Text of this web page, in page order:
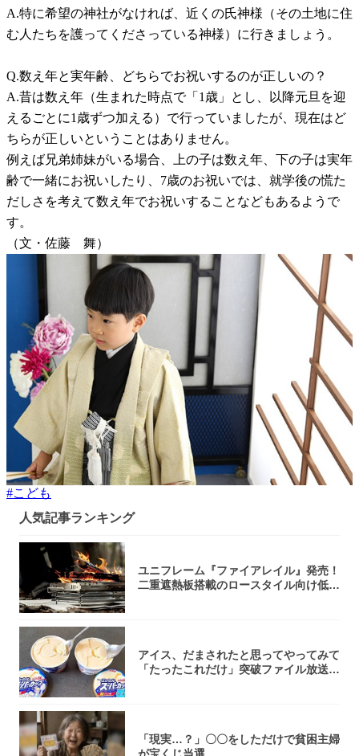
A.特に希望の神社がなければ、近くの氏神様（その土地に住
む人たちを護ってくださっている神様）に行きましょう。
Q.数え年と実年齢、どちらでお祝いするのが正しいの？
A.昔は数え年（生まれた時点で「1歳」とし、以降元旦を迎
えるごとに1歳ずつ加える）で行っていましたが、現在はど
ちらが正しいということはありません。
例えば兄弟姉妹がいる場合、上の子は数え年、下の子は実年
齢で一緒にお祝いしたり、7歳のお祝いでは、就学後の慌た
だしさを考えて数え年でお祝いすることなどもあるようで
す。
（文・佐藤 舞）
#こども
人気記事ランキング
ユニフレーム『ファイアレイル』発売！
二重遮熱板搭載のロースタイル向け低型
アイス、だまされたと思ってやってみて
「たったこれだけ」突破ファイル放送で
「現実…？」〇〇をしただけで貧困主婦
が宝くじ当選